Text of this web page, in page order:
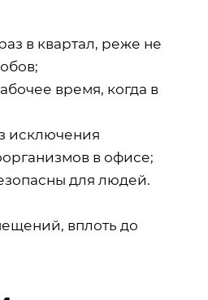
в квартал, реже не
время, когда в
исключения
в офисе;
для людей.
вплоть до